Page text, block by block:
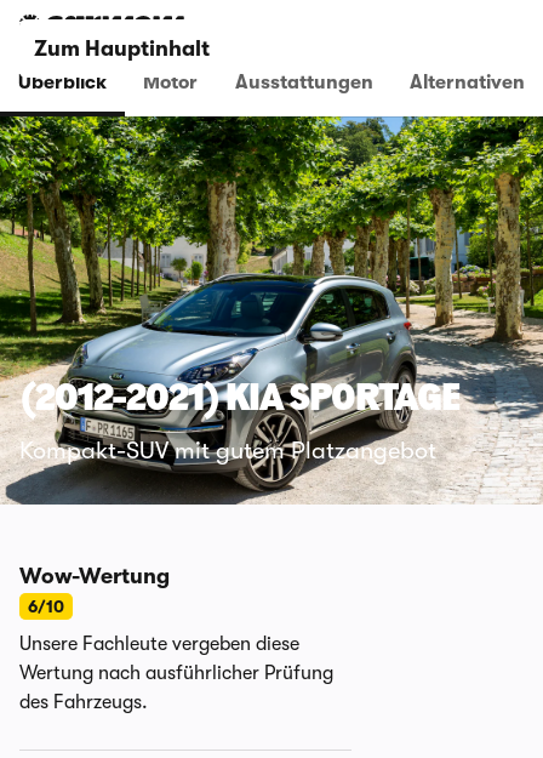
Zum Hauptinhalt
Überblick Motor Ausstattungen Alternativen
(2012-2021) KIA SPORTAGE
Kompakt-SUV mit gutem Platzangebot
Wow-Wertung
6/10
Unsere Fachleute vergeben diese
Wertung nach ausführlicher Prüfung
des Fahrzeugs.